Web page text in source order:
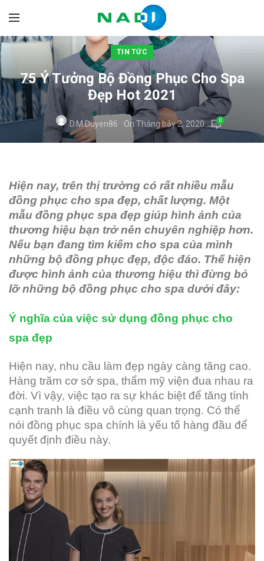
TIN TỨC
75 Ý Tưởng Bộ Đồng Phục Cho Spa
Đẹp Hot 2021
D.m.duyen86 On Tháng bảy 2, 2020 0
Hiện nay, trên thị trường có rất nhiều mẫu
đồng phục cho spa đẹp, chất lượng. Một
mẫu đồng phục spa đẹp giúp hình ảnh của
thương hiệu bạn trở nên chuyên nghiệp hơn.
Nếu bạn đang tìm kiếm cho spa của mình
những bộ đồng phục đẹp, độc đáo. Thể hiện
được hình ảnh của thương hiệu thì đừng bỏ
lỡ những bộ đồng phục cho spa dưới đây:
Ý nghĩa của việc sử dụng đồng phục cho
spa đẹp
Hiện nay, nhu cầu làm đẹp ngày càng tăng cao.
Hàng trăm cơ sở spa, thẩm mỹ viện đua nhau ra
đời. Vì vậy, việc tạo ra sự khác biệt để tăng tính
cạnh tranh là điều vô cùng quan trọng. Có thể
nói đồng phục spa chính là yếu tố hàng đầu để
quyết định điều này.